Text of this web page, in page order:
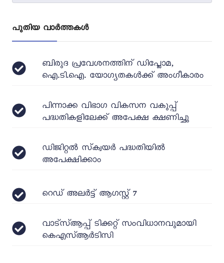
പുതിയ വാർത്തകൾ
ബിരുദ പ്രവേശനത്തിന് ഡിപ്ലോമ,
ഐ.ടി.ഐ. യോഗ്യതകൾക്ക് അംഗീകാരം
പിന്നാക്ക വിഭാഗ വികസന വകുപ്പ്
പദ്ധതികളിലേക്ക് അപേക്ഷ ക്ഷണിച്ചു
ഡിജിറ്റൽ സ്‌ക്വയർ പദ്ധതിയിൽ
അപേക്ഷിക്കാം
റെഡ് അലർട്ട് ആഗസ്റ്റ് 7
വാട്‌സ്ആപ്പ് ടിക്കറ്റ് സംവിധാനവുമായി
കെഎസ്ആർടിസി